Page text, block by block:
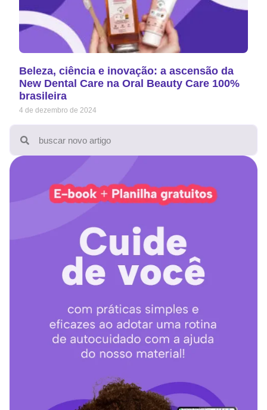
Beleza, ciência e inovação: a ascensão da
New Dental Care na Oral Beauty Care 100%
brasileira
4 de dezembro de 2024